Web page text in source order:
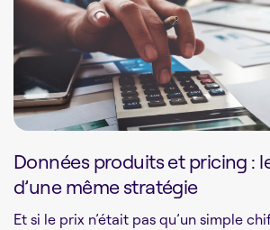
Données produits et pricing :
d’une même stratégie
Et si le prix n’était pas qu’un simple